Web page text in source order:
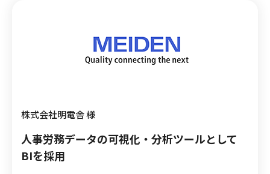
株式会社明電舎 様
人事労務データの可視化・分析ツールとして
BIを採用